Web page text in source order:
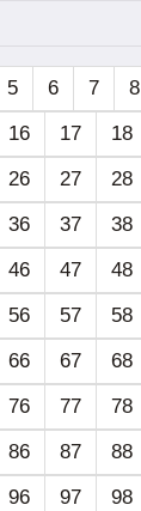
5 6 7 8
16 17 18
26 27 28
36 37 38
46 47 48
56 57 58
66 67 68
76 77 78
86 87 88
96 97 98